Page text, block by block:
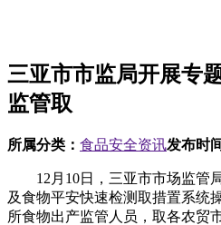
三亚市市监局开展专
监管取
所属分类： 食品安全资讯发布时
12月10日，三亚市市场监管
及食物平安快速检测取措置系统
所食物出产监管人员，取各农贸